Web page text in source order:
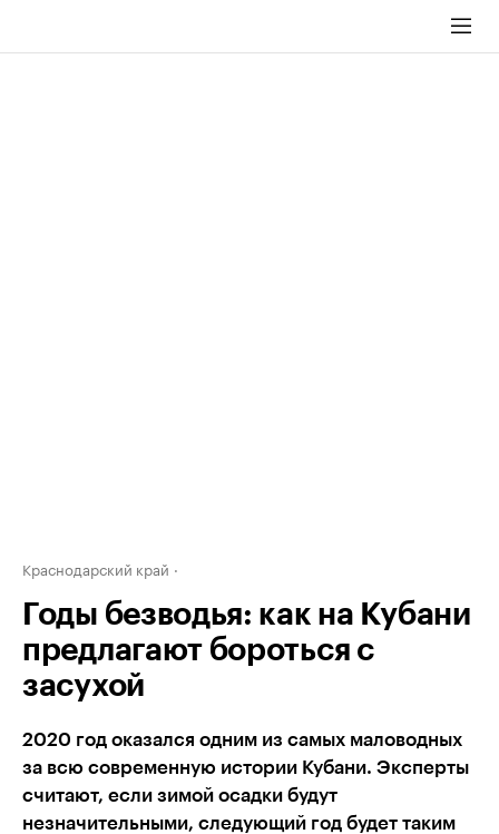
Краснодарский край
Годы безводья: как на Кубани
предлагают бороться с
засухой
2020 год оказался одним из самых маловодных
за всю современную истории Кубани. Эксперты
считают, если зимой осадки будут
незначительными, следующий год будет таким